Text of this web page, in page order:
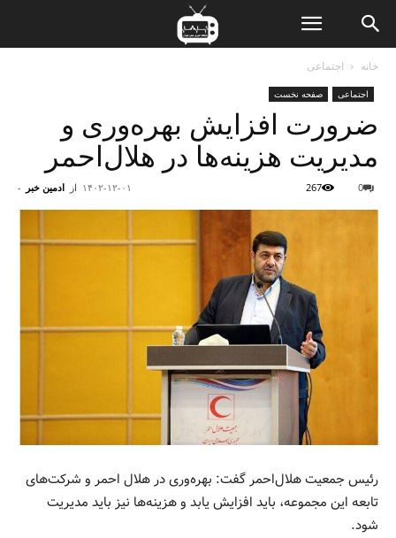
خانه اجتماعی
اجتماعی صفحه نخست
ضرورت افزایش بهره‌وری و
مدیریت هزینه‌ها در هلال‌احمر
از ادمین خبر - ۱۴۰۲-۱۲-۰۱ 0
267
رئیس جمعیت هلال‌احمر گفت: بهره‌وری در هلال احمر و شرکت‌های
تابعه این مجموعه، باید افزایش یابد و هزینه‌ها نیز باید مدیریت
شود.